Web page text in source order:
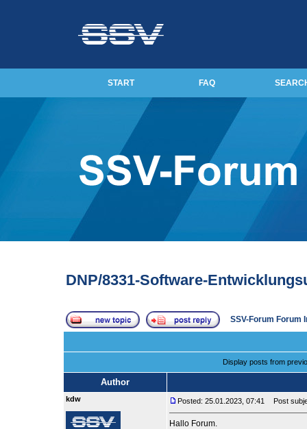
START FAQ
DNP/8331-Software-
SSV-Forum Forum
Display posts from
Author
kdw Posted: 25.01.2023, 07:41 Post
Hallo Forum.